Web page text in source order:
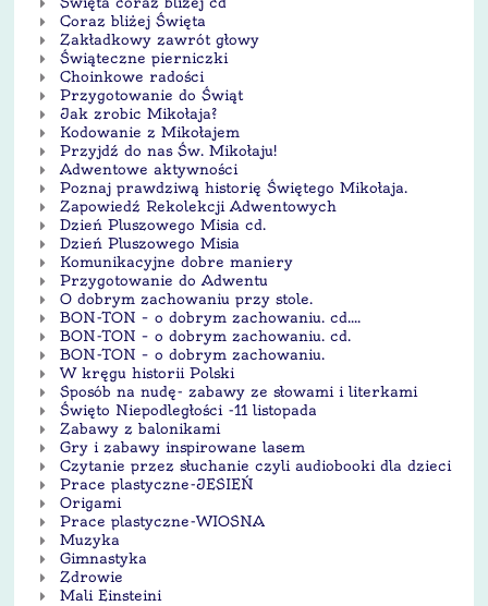
Coraz bliżej Święta
Zakładkowy zawrót głowy
Świąteczne pierniczki
Choinkowe radości
Przygotowanie do Świąt
Jak zrobic Mikołaja?
Kodowanie z Mikołajem
Przyjdź do nas Św. Mikołaju!
Adwentowe aktywności
Poznaj prawdziwą historię Świętego Mikołaja.
Zapowiedź Rekolekcji Adwentowych
Dzień Pluszowego Misia cd.
Dzień Pluszowego Misia
Komunikacyjne dobre maniery
Przygotowanie do Adwentu
O dobrym zachowaniu przy stole.
BON-TON – o dobrym zachowaniu. cd....
BON-TON – o dobrym zachowaniu. cd.
BON-TON – o dobrym zachowaniu.
W kręgu historii Polski
Sposób na nudę- zabawy ze słowami i literkami
Święto Niepodległości -11 listopada
Zabawy z balonikami
Gry i zabawy inspirowane lasem
Czytanie przez słuchanie czyli audiobooki dla dzieci
Prace plastyczne-JESIEŃ
Origami
Prace plastyczne-WIOSNA
Muzyka
Gimnastyka
Zdrowie
Mali Einsteini